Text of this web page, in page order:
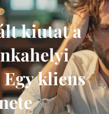
kiutat a
kliens